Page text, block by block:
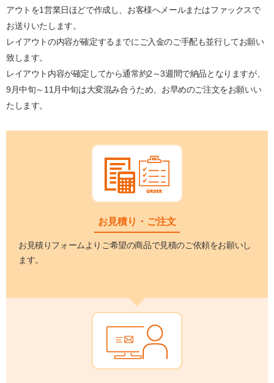
アウトを1営業日ほどで作成し、お客様へメールまたはファックスで
お送りいたします。
レイアウトの内容が確定するまでにご入金のご手配も並行してお願い
致します。
レイアウト内容が確定してから通常約2～3週間で納品となりますが、
9月中旬～11月中旬は大変混み合うため、お早めのご注文をお願いい
たします。
お見積り・ご注文
お見積りフォームよりご希望の商品で見積のご依頼をお願いし
ます。